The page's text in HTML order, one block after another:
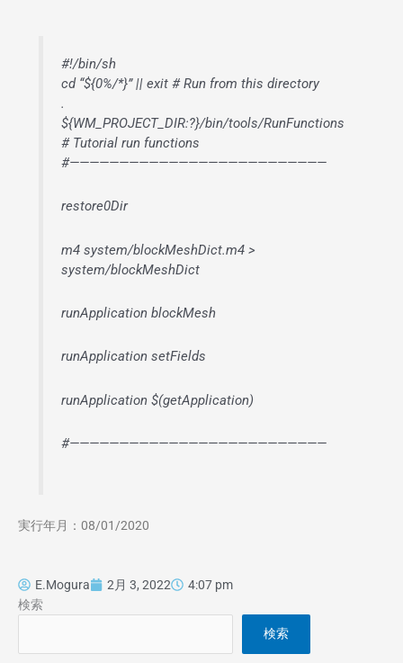
#!/bin/sh
cd “${0%/*}” || exit # Run from this directory
.
${WM_PROJECT_DIR:?}/bin/tools/RunFunctions
# Tutorial run functions
#——————————————————————————
restore0Dir
m4 system/blockMeshDict.m4 >
system/blockMeshDict
runApplication blockMesh
runApplication setFields
runApplication $(getApplication)
#——————————————————————————
実行年月：08/01/2020
E.Mogura 2月 3, 2022
4:07 pm
検索
検索